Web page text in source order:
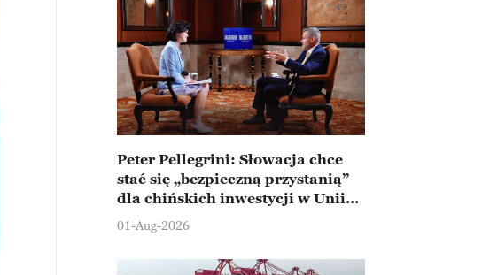
Peter Pellegrini: Słowacja chce
stać się „bezpieczną przystanią”
dla chińskich inwestycji w Unii
Europejskiej
01-Aug-2026